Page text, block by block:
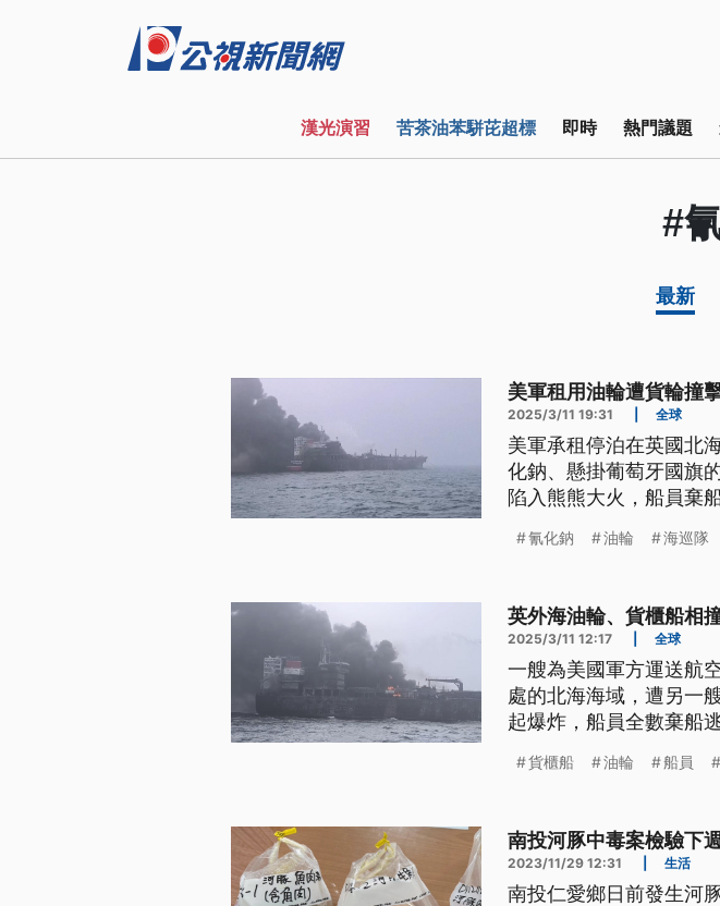
漢光演習 苦茶油苯駢芘超標 即時 熱門議題
#
最新
美軍租用油輪遭貨輪撞
2025/3/11 19:31 全球
美軍承租停泊在英國北
化鈉、懸掛葡萄牙國旗
陷入熊熊大火，船員棄
氰化鈉 油輪 海巡隊
英外海油輪、貨櫃船相
2025/3/11 12:17 全球
一艘為美國軍方運送航
處的北海海域，遭另一
起爆炸，船員全數棄船
貨櫃船 油輪 船員
南投河豚中毒案檢驗下
2023/11/29 12:31 生活
南投仁愛鄉日前發生河